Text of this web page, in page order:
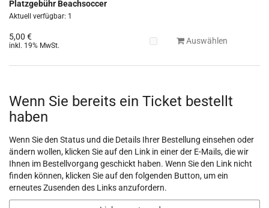
Platzgebühr Beachsoccer
Aktuell verfügbar: 1
5,00 €
inkl. 19% MwSt.
Auswählen
Wenn Sie bereits ein Ticket bestellt
haben
Wenn Sie den Status und die Details Ihrer Bestellung einsehen oder
ändern wollen, klicken Sie auf den Link in einer der E-Mails, die wir
Ihnen im Bestellvorgang geschickt haben. Wenn Sie den Link nicht
finden können, klicken Sie auf den folgenden Button, um ein
erneutes Zusenden des Links anzufordern.